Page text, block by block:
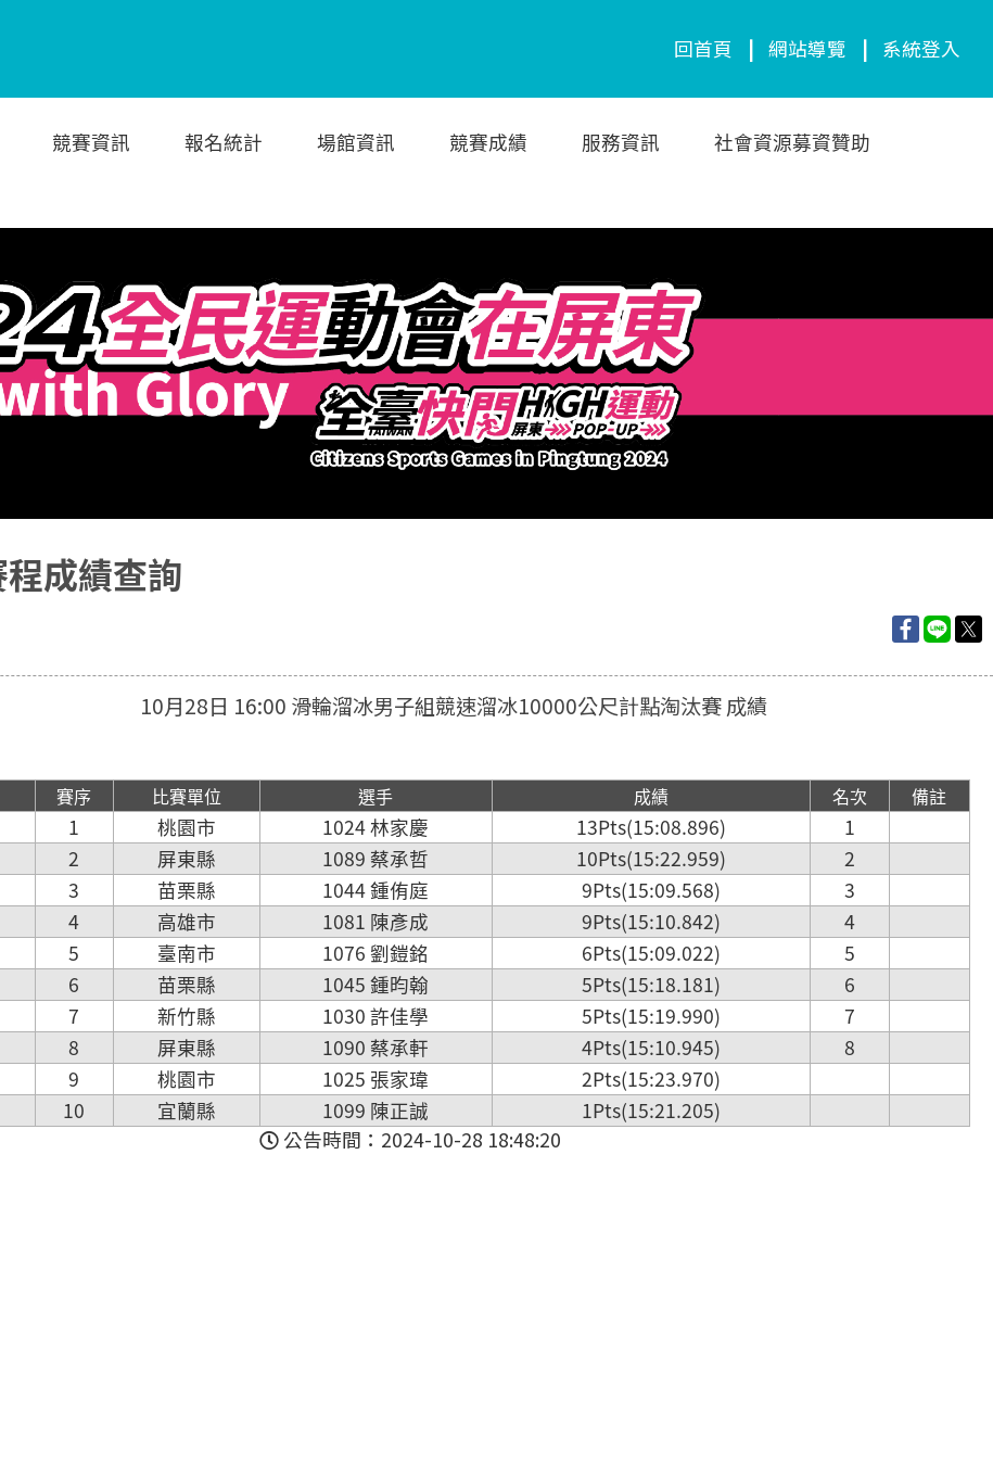
回首頁 | 網站導覽 | 系統登入
競賽資訊 報名統計 場館資訊 競賽成績 服務資訊 社會資源募資贊助
成績查詢
10月28日 16:00 滑輪溜冰男子組競速溜冰10000公尺計點淘汰賽 成績
賽序 比賽單位 選手 成績 名次 備註
1 桃園市 1024 林家慶 13Pts(15:08.896)
1
2 屏東縣 1089 蔡承哲 10Pts(15:22.959)
2
3 苗栗縣 1044 鍾侑庭 9Pts(15:09.568)
3
4 高雄市 1081 陳彥成 9Pts(15:10.842)
4
5 臺南市 1076 劉鎧銘 6Pts(15:09.022)
5
6 苗栗縣 1045 鍾昀翰 5Pts(15:18.181)
6
7 新竹縣 1030 許佳學 5Pts(15:19.990)
7
8 屏東縣 1090 蔡承軒 4Pts(15:10.945)
8
9 桃園市 1025 張家瑋
2Pts(15:23.970)
10 宜蘭縣 1099 陳正誠
1Pts(15:21.205)
公告時間：2024-10-28 18:48:20